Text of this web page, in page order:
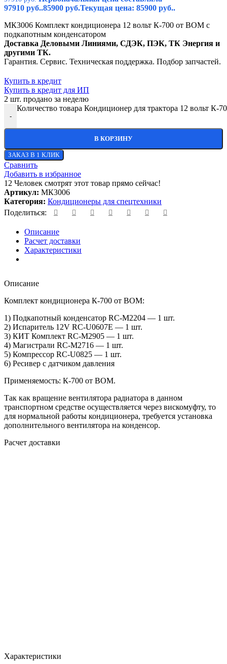
97910 руб..85900 руб.Текущая цена: 85900 руб..
МК3006 Комплект кондиционера 12 вольт К-700 от ВОМ с
подкапотным конденсатором
Доставка Деловыми Линиями, СДЭК, ПЭК, ТК Энергия и
другими ТК.
Гарантия. Сервис. Техническая поддержка. Подбор запчастей.
Купить в кредит
Купить в кредит для ИП
2 шт. продано за неделю
-
Количество товара Кондиционер для трактора 12 вольт
В КОРЗИНУ
ЗАКАЗ В 1 КЛИК
Сравнить
Добавить в избранное
12 Человек смотрят этот товар прямо сейчас!
Артикул: МК3006
Категория: Кондиционеры для спецтехники
Поделиться:
Описание
Расчет доставки
Характеристики
Описание
Комплект кондиционера К-700 от ВОМ:
1) Подкапотный конденсатор RC-M2204 — 1 шт.
2) Испаритель 12V RC-U0607E — 1 шт.
3) КИТ Комплект RC-M2905 — 1 шт.
4) Магистрали RC-M2716 — 1 шт.
5) Компрессор RC-U0825 — 1 шт.
6) Ресивер с датчиком давления
Применяемость: К-700 от ВОМ.
Так как вращение вентилятора радиатора в данном
транспортном средстве осуществляется через вискомуфту, то
для нормальной работы кондиционера, требуется установка
дополнительного вентилятора на конденсор.
Расчет доставки
Характеристики